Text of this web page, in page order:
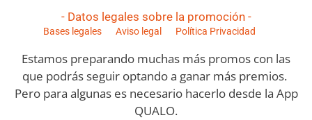
- Datos legales sobre la promoción -
Bases legales Aviso legal Política Privacidad
Estamos preparando muchas más promos con las
que podrás seguir optando a ganar más premios.
Pero para algunas es necesario hacerlo desde la App
QUALO.